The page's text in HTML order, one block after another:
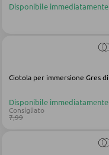
Armadietti
Specchi da
Disponibile immediatamente
Disponibile immediatamente
Consigliato
7,99